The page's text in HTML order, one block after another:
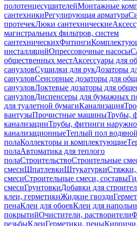
полотенцесушителейМонтажные
сантехникиРегулирующая арматура
протечекЛюки сантехнические
магистральных фильтров, систем
сантехническихФитинги
инсталляцийОпрессовочные насосы
общественных местАксессуары для
санузловСушилки для рукДозаторы
санузловСенсорные дозаторы для
санузловЛоктевые дозаторы для
санузловДиспенсеры для бумажных
для туалетной бумагиКанализация
вантузыПрочистные машиныТрубы,
канализацииТрубы, фитинги
канализационныеТеплый пол водяной
полаКоллекторы и комплектующие
полаАвтоматика для теплого
полаСтроительствоСтроительные
смесиШпатлевкиШтукатурки
смесиСтроительные смеси, составы
смесиГрунтовкиДобавки для
клеи, герметикиЖидкие гвозди
пенаКлеи для обоевКлеи для
покрытийОчистители, растворители
резьбыКлеиГерметики, пены